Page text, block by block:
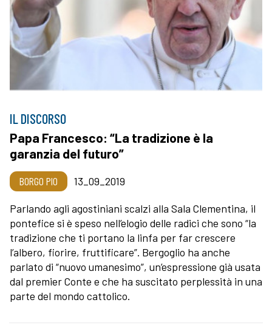
IL DISCORSO
Papa Francesco: “La tradizione è la
garanzia del futuro”
BORGO PIO 13_09_2019
Parlando agli agostiniani scalzi alla Sala Clementina, il
pontefice si è speso nell’elogio delle radici che sono “la
tradizione che ti portano la linfa per far crescere
l’albero, fiorire, fruttificare”. Bergoglio ha anche
parlato di “nuovo umanesimo”, un’espressione già usata
dal premier Conte e che ha suscitato perplessità in una
parte del mondo cattolico.